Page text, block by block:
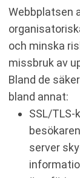
Webbplatsen
och minska
missbruk av
Bland de
bland annat:
SSL/
server